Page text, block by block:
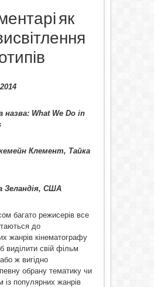
як
назва: What We Do in
Клемент, Тайка
Зеландія, США
багато режисерів все
до
жанрів кінематографу
виділити свій фільм
ж вигідно
обрану тематику чи
популярних жанрів